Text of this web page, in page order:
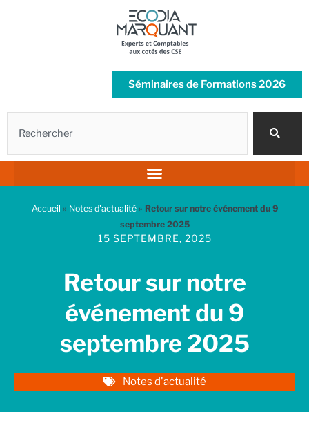
Séminaires de Formations 2026
Accueil » Notes d'actualité» Retour sur notre événement du 9
septembre 2025
15 SEPTEMBRE, 2025
Retour sur notre
événement du 9
septembre 2025
Notes d'actualité